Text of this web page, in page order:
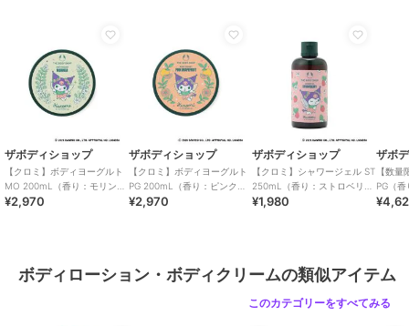
ショップ ザボディショップ
商品カテゴリ ボディケア ／ボディローショ
ン・ボディクリーム
ボディケア ／ボディローショ
ン・ボディクリーム
レディース
ボディケア
ボディローショ
サイズ **
水、グリセリン、変性アルコー
ザボディショップ
【クロミ】ボディヨーグルト
MO 200mL（香り：モリン
ガ）
¥2,970
ザボディショップ
【クロミ】ボディヨーグルト
PG 200mL（香り：ピンクグ
レープフルーツ）
¥2,970
ザボディショップ
【クロミ】シャワージェル ST
250mL（香り：ストロベリ
ー）
¥1,980
ザボ
【数
PG（
ルーツ
ボディローション・ボディクリームの類似アイテム
このカテゴリーをすべてみる